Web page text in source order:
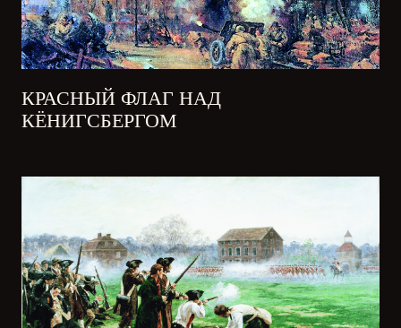
КРАСНЫЙ ФЛАГ НАД
КЁНИГСБЕРГОМ